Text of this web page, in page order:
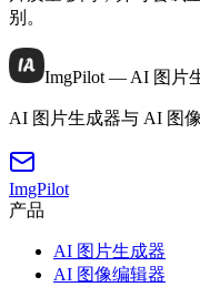
别。
ImgPilot — AI 图片
AI 图片生成器与 AI 图
ImgPilot
产品
AI 图片生成器
AI 图像编辑器